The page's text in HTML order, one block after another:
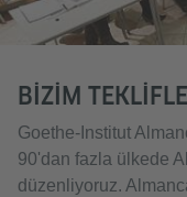
BIZIM
Goethe-Institut
90'dan fazla ülkede
düzenliyoruz.